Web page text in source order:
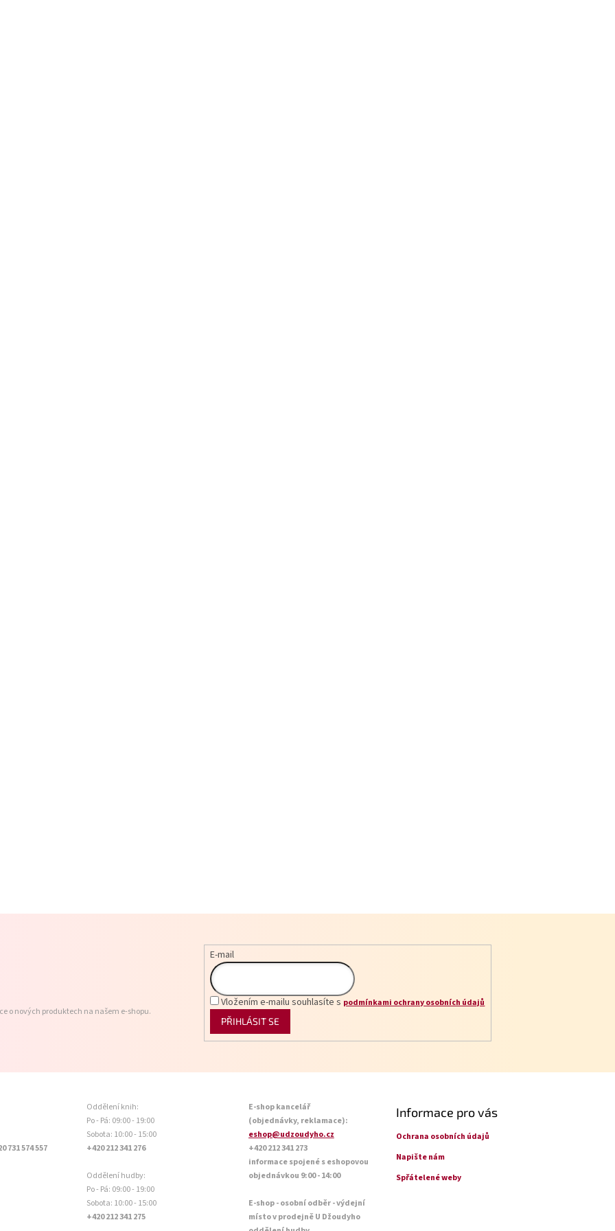
o nových produktech na našem e-shopu.
E-mail
Vložením e-mailu souhlasíte s podmínkami ochrany osobních údajů
PŘIHLÁSIT SE
731 574 557
Oddělení knih:
Po - Pá: 09:00 - 19:00
Sobota: 10:00 - 15:00
+420 212 341 276
Oddělení hudby:
Po - Pá: 09:00 - 19:00
Sobota: 10:00 - 15:00
+420 212 341 275
E-shop kancelář
(objednávky, reklamace):
eshop@udzoudyho.cz
+420 212 341 273
informace spojené s eshopovou
objednávkou 9:00 - 14:00
E-shop - osobní odběr - výdejní
místo v prodejně U Džoudyho
Informace pro vás
Ochrana osobních údajů
Napište nám
Spřátelené weby